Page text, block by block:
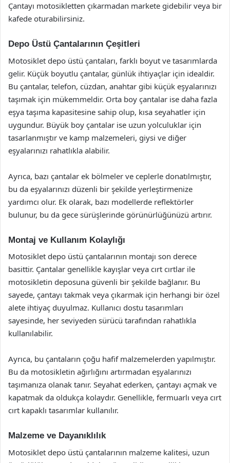
Çantayı motosikletten çıkarmadan markete gidebilir veya bir
kafede oturabilirsiniz.
Depo Üstü Çantalarının Çeşitleri
Motosiklet depo üstü çantaları, farklı boyut ve tasarımlarda
gelir. Küçük boyutlu çantalar, günlük ihtiyaçlar için idealdir.
Bu çantalar, telefon, cüzdan, anahtar gibi küçük eşyalarınızı
taşımak için mükemmeldir. Orta boy çantalar ise daha fazla
eşya taşıma kapasitesine sahip olup, kısa seyahatler için
uygundur. Büyük boy çantalar ise uzun yolculuklar için
tasarlanmıştır ve kamp malzemeleri, giysi ve diğer
eşyalarınızı rahatlıkla alabilir.
Ayrıca, bazı çantalar ek bölmeler ve ceplerle donatılmıştır,
bu da eşyalarınızı düzenli bir şekilde yerleştirmenize
yardımcı olur. Ek olarak, bazı modellerde reflektörler
bulunur, bu da gece sürüşlerinde görünürlüğünüzü artırır.
Montaj ve Kullanım Kolaylığı
Motosiklet depo üstü çantalarının montajı son derece
basittir. Çantalar genellikle kayışlar veya cırt cırtlar ile
motosikletin deposuna güvenli bir şekilde bağlanır. Bu
sayede, çantayı takmak veya çıkarmak için herhangi bir özel
alete ihtiyaç duyulmaz. Kullanıcı dostu tasarımları
sayesinde, her seviyeden sürücü tarafından rahatlıkla
kullanılabilir.
Ayrıca, bu çantaların çoğu hafif malzemelerden yapılmıştır.
Bu da motosikletin ağırlığını artırmadan eşyalarınızı
taşımanıza olanak tanır. Seyahat ederken, çantayı açmak ve
kapatmak da oldukça kolaydır. Genellikle, fermuarlı veya cırt
cırt kapaklı tasarımlar kullanılır.
Malzeme ve Dayanıklılık
Motosiklet depo üstü çantalarının malzeme kalitesi, uzun